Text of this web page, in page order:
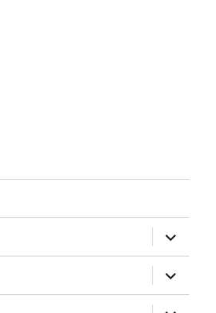
展
开
子
菜
单
展
开
子
菜